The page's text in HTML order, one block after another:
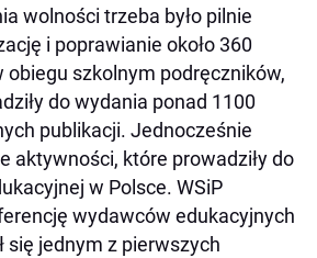
wolności trzeba było pilnie
i poprawianie około 360
szkolnym podręczników,
do wydania ponad 1100
publikacji. Jednocześnie
aktywności, które prowadziły do
w Polsce. WSiP
wydawców edukacyjnych
się jednym z pierwszych